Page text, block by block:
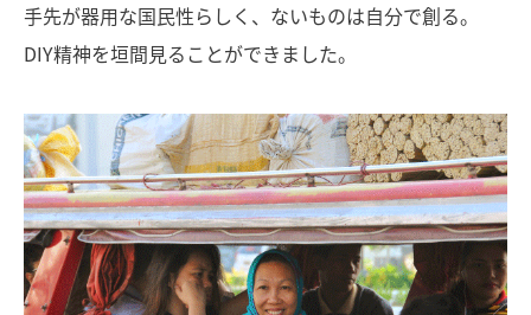
手先が器用な国民性らしく、ないものは自分で創る。
DIY精神を垣間見ることができました。